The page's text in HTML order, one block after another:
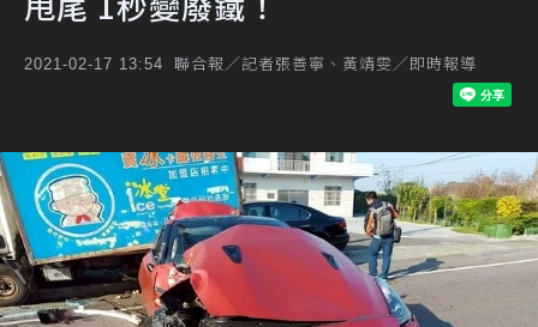
2021-02-17 13:54 聯合報／記者張善寧、黃靖雯／即時報導